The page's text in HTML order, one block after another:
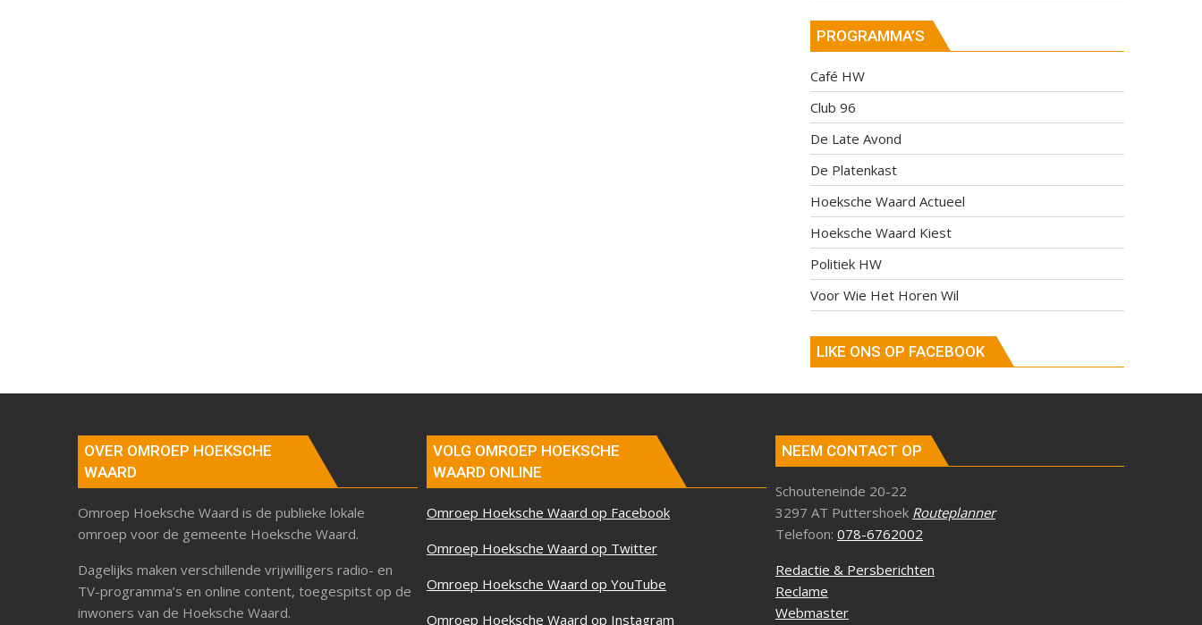
PROGRAMMA’S
Café HW
Club 96
De Late Avond
De Platenkast
Hoeksche Waard Actueel
Hoeksche Waard Kiest
Politiek HW
Voor Wie Het Horen Wil
LIKE ONS OP FACEBOOK
OVER OMROEP HOEKSCHE
WAARD
Omroep Hoeksche Waard is de publieke lokale
omroep voor de gemeente Hoeksche Waard.
Dagelijks maken verschillende vrijwilligers radio- en
TV-programma’s en online content, toegespitst op de
inwoners van de Hoeksche Waard.
VOLG OMROEP HOEKSCHE
WAARD ONLINE
Omroep Hoeksche Waard op Facebook
Omroep Hoeksche Waard op Twitter
Omroep Hoeksche Waard op YouTube
Omroep Hoeksche Waard op Instagram
NEEM CONTACT OP
Schouteneinde 20-22
3297 AT Puttershoek Routeplanner
Telefoon: 078-6762002
Redactie & Persberichten
Reclame
Webmaster